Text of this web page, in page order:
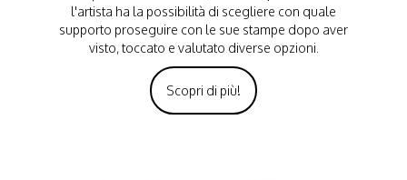
l'artista ha la possibilità di scegliere con quale
supporto proseguire con le sue stampe dopo aver
visto, toccato e valutato diverse opzioni.
Scopri di più!